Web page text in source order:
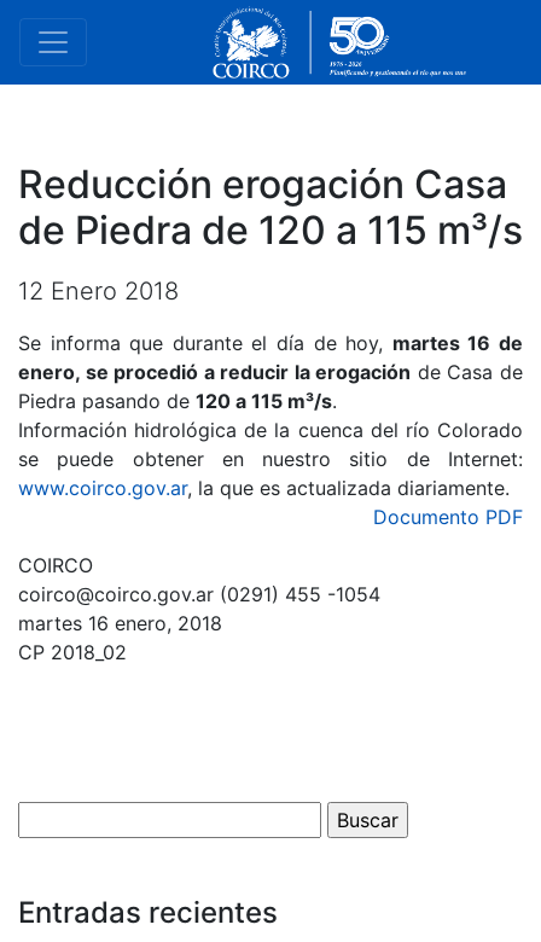
Reducción erogación Casa
de Piedra de 120 a 115 m³/s
12 Enero 2018
Se informa que durante el día de hoy, martes 16 de
enero, se procedió a reducir la erogación de Casa de
Piedra pasando de 120 a 115 m³/s.
Información hidrológica de la cuenca del río Colorado
se puede obtener en nuestro sitio de Internet:
www.coirco.gov.ar, la que es actualizada diariamente.
Documento PDF
COIRCO
coirco@coirco.gov.ar (0291) 455 -1054
martes 16 enero, 2018
CP 2018_02
Entradas recientes